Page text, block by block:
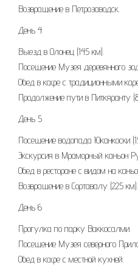
Возвращение в Петрозаводск.
День 4
Выезд в Олонец (145 км).
Посещение Музея деревянного
Обед в кафе с традиционными
Продолжение пути в Питкяранту
День 5
Посещение водопада Юканкоски
Экскурсия в Мраморный каньон
Обед в ресторане с видом на
Возвращение в Сортавалу (225 км).
День 6
Прогулка по парку Ваккосалми.
Посещение Музея северного
Обед в кафе с местной кухней.